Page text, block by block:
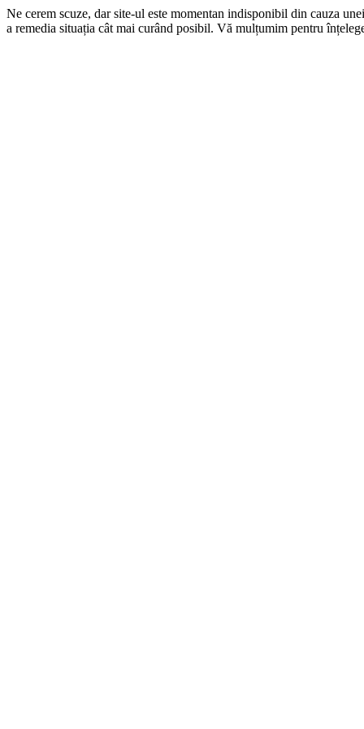
Ne cerem scuze, dar site-ul este momentan indisponibil din cauza
a remedia situația cât mai curând posibil. Vă mulțumim pentru